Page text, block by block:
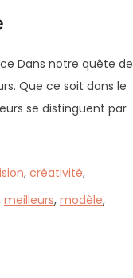
Dans notre quête de
Que ce soit dans le
se distinguent par
, créativité,
meilleurs, modèle,